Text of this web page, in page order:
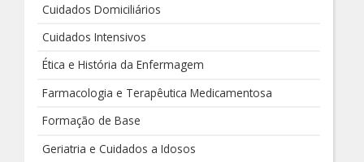
Cuidados Domiciliários
Cuidados Intensivos
Ética e História da Enfermagem
Farmacologia e Terapêutica Medicamentosa
Formação de Base
Geriatria e Cuidados a Idosos